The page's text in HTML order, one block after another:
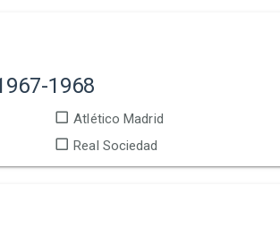
1968
Atlético Madrid
Real Sociedad